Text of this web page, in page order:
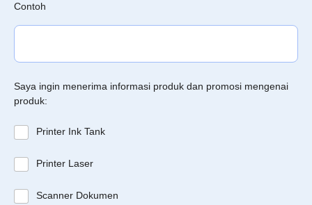
Contoh
Saya ingin menerima informasi produk dan promosi mengenai
produk:
Printer Ink Tank
Printer Laser
Scanner Dokumen